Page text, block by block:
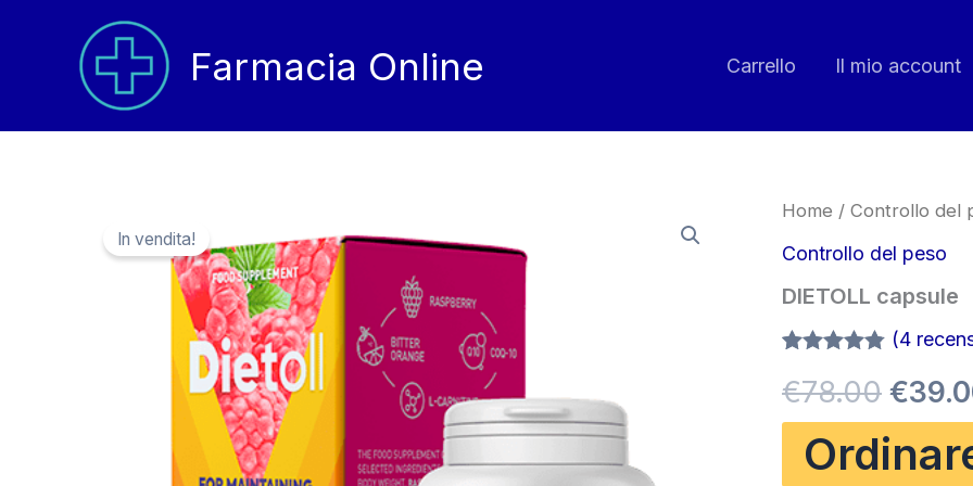
contenuto
Farmacia Online Carrello Il mio account
In vendita!
Home / Controllo del
Controllo del peso
DIETOLL capsule
4.75su 5
su base
di
recensioni
(4
€78.00 Il
€